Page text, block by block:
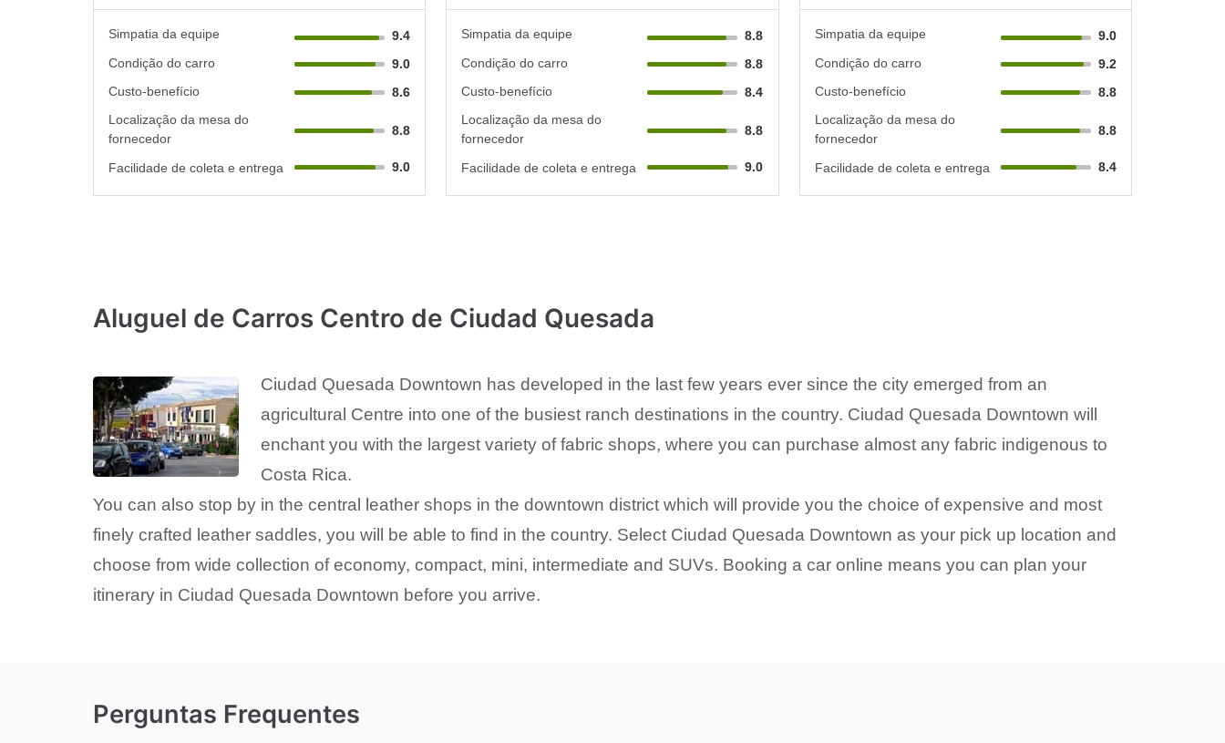
Simpatia da equipe
9.4
Condição do carro
9.0
Custo-benefício
8.6
Localização da mesa do
fornecedor
8.8
Facilidade de coleta e entrega 9.0
Simpatia da equipe
8.8
Condição do carro
8.8
Custo-benefício
8.4
Localização da mesa do
fornecedor
8.8
Facilidade de coleta e entrega 9.0
Simpatia da equipe
9.0
Condição do carro
9.2
Custo-benefício
8.8
Localização da mesa do
fornecedor
8.8
Facilidade de coleta e entrega 8.4
Aluguel de Carros Centro de Ciudad Quesada
Ciudad Quesada Downtown has developed in the last few years ever since the city emerged from an
agricultural Centre into one of the busiest ranch destinations in the country. Ciudad Quesada Downtown will
enchant you with the largest variety of fabric shops, where you can purchase almost any fabric indigenous to
Costa Rica.
You can also stop by in the central leather shops in the downtown district which will provide you the choice of expensive and most
finely crafted leather saddles, you will be able to find in the country. Select Ciudad Quesada Downtown as your pick up location and
choose from wide collection of economy, compact, mini, intermediate and SUVs. Booking a car online means you can plan your
itinerary in Ciudad Quesada Downtown before you arrive.
Perguntas Frequentes